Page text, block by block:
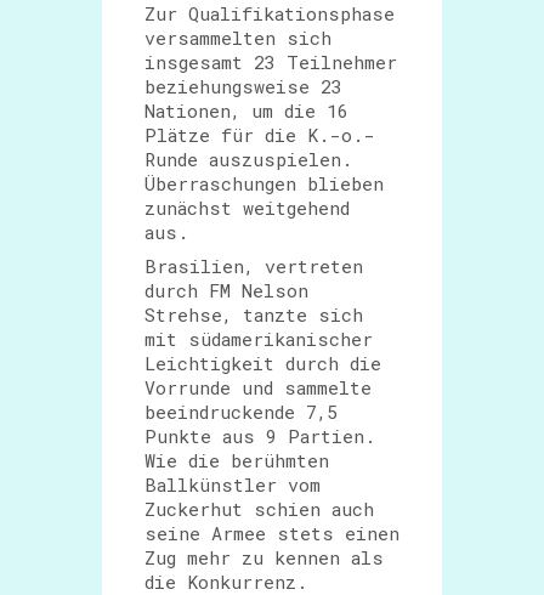
Zur Qualifikationsphase
versammelten sich
insgesamt 23 Teilnehmer
beziehungsweise 23
Nationen, um die 16
Plätze für die K.-o.-
Runde auszuspielen.
Überraschungen blieben
zunächst weitgehend
aus.
Brasilien, vertreten
durch FM Nelson
Strehse, tanzte sich
mit südamerikanischer
Leichtigkeit durch die
Vorrunde und sammelte
beeindruckende 7,5
Punkte aus 9 Partien.
Wie die berühmten
Ballkünstler vom
Zuckerhut schien auch
seine Armee stets einen
Zug mehr zu kennen als
die Konkurrenz.